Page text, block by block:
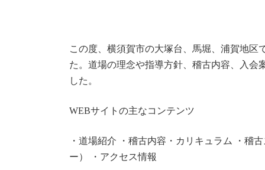
この度、横須賀市の大塚台、馬堀、浦賀地
た。道場の理念や指導方針、稽古内容、入会
した。
WEBサイトの主なコンテンツ
・道場紹介 ・稽古内容・カリキュラム ・稽
ー） ・アクセス情報